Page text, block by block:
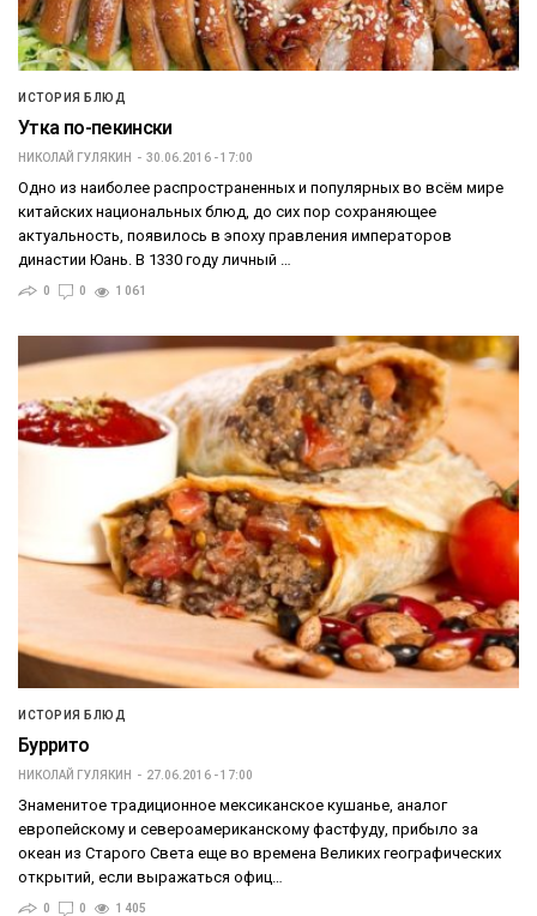
ИСТОРИЯ БЛЮД
Утка по-пекински
НИКОЛАЙ ГУЛЯКИН 30.06.2016 - 17:00
Одно из наиболее распространенных и популярных во всём мире
китайских национальных блюд, до сих пор сохраняющее
актуальность, появилось в эпоху правления императоров
династии Юань. В 1330 году личный …
0 0 1 061
ИСТОРИЯ БЛЮД
Буррито
НИКОЛАЙ ГУЛЯКИН 27.06.2016 - 17:00
Знаменитое традиционное мексиканское кушанье, аналог
европейскому и североамериканскому фастфуду, прибыло за
океан из Старого Света еще во времена Великих географических
открытий, если выражаться офиц…
0 0 1 405